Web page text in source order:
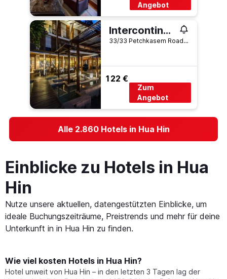
Angebot
Intercontinental Hotels Hua Hin Resort By IHG
33/33 Petchkasem Road, Hua Hin, Thailand
122 €
Zum
Angebot
Alle 2.860 Hotels in Hua Hin
Einblicke zu Hotels in Hua
Hin
Nutze unsere aktuellen, datengestützten Einblicke, um
ideale Buchungszeiträume, Preistrends und mehr für deine
Unterkunft in in Hua Hin zu finden.
Wie viel kosten Hotels in Hua Hin?
Hotel unweit von Hua Hin – in den letzten 3 Tagen lag der